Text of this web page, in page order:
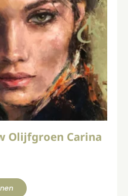
Olijfgroen Carina